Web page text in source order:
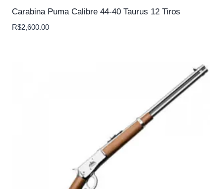
Carabina Puma Calibre 44-40 Taurus 12 Tiros
R$2,600.00